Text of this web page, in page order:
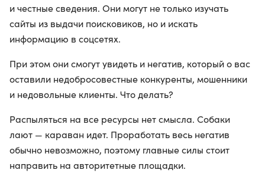
и честные сведения. Они могут не только изучать
сайты из выдачи поисковиков, но и искать
информацию в соцсетях.
При этом они смогут увидеть и негатив, который о вас
оставили недобросовестные конкуренты, мошенники
и недовольные клиенты. Что делать?
Распыляться на все ресурсы нет смысла. Собаки
лают — караван идет. Проработать весь негатив
обычно невозможно, поэтому главные силы стоит
направить на авторитетные площадки.